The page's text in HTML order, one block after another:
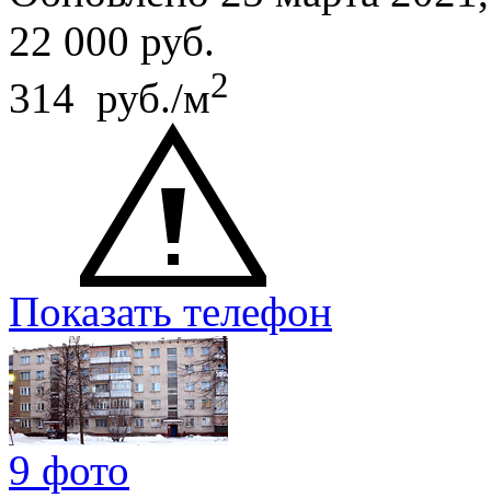
22 000 руб.
314 руб./м2
Показать телефон
9 фото